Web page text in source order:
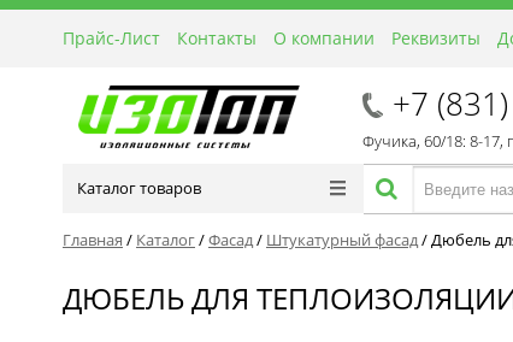
Прайс-Лист Контакты О компании Реквизиты
+7
Фучика, 60/18: 8-17,
Каталог товаров
Главная / Каталог/Фасад/ Штукатурный фасад/Дюбель
ДЮБЕЛЬ ДЛЯ